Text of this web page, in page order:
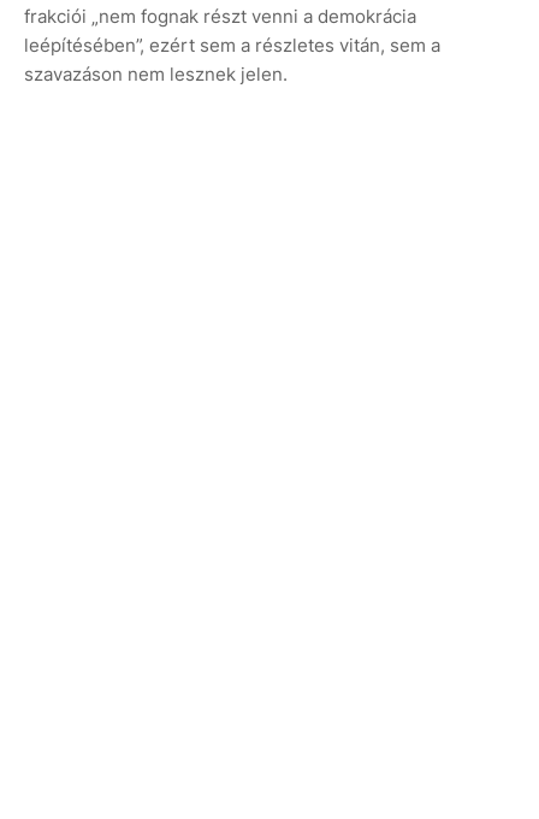
frakciói „nem fognak részt venni a demokrácia
leépítésében”, ezért sem a részletes vitán, sem a
szavazáson nem lesznek jelen.